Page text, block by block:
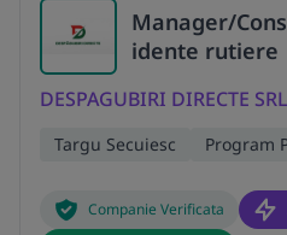
Manager/
idente rutiere
DESPAGUBIRI DIRECTE SRL
Targu Secuiesc Program
Companie Verificata